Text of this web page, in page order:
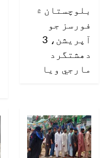
بلوچستان ۾
فورسز جو
آپريشن، 3
دهشتگرد
مارجي ويا